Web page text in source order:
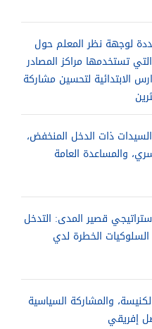
لوجهة نظر المعلم حول
التي تستخدمها مراكز المصادر
الابتدائية لتحسين مشاركة
ذات الدخل المنخفض،
والمساعدة العامة
قصير المدى: التدخل
الخطرة لدي
والمشاركة السياسية
إفريقي